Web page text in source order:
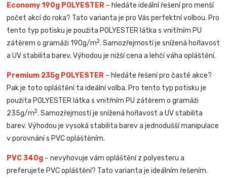
Economy 190g POLYESTER – hledáte ideální řešení pro menší
počet akcí do roka? Tato varianta je pro Vás perfektní volbou. Pro
tento typ potisku je použita POLYESTER látka s vnitřním PU
zátěrem o gramáži 190g/m2. Samozřejmostí je snížená hořlavost
a UV stabilita barev. Výhodou je nižší cena a lehčí váha opláštění.
Premium 235g POLYESTER – hledáte řešení pro časté akce?
Pak je toto opláštění ta ideální volba. Pro tento typ potisku je
použita POLYESTER látka s vnitřním PU zátěrem o gramáži
235g/m2. Samozřejmostí je snížená hořlavost a UV stabilita
barev. Výhodou je vysoká stabilita barev a jednodušší manipulace
v porovnání s PVC opláštěním.
PVC 340g – nevyhovuje vám opláštění z polyesteru a
preferujete PVC opláštění? Tato varianta je ideálním řešením.